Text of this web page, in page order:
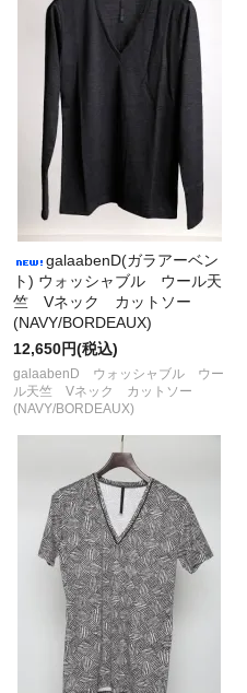
galaabenD(ガラアーベン
ト) ウォッシャブル ウール天
竺 Vネック カットソー
(NAVY/BORDEAUX)
12,650円(税込)
galaabenD ウォッシャブル ウー
ル天竺 Vネック カットソー
(NAVY/BORDEAUX)